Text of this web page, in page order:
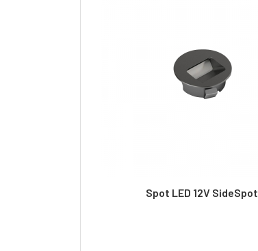
Spot LED 12V SideSpot